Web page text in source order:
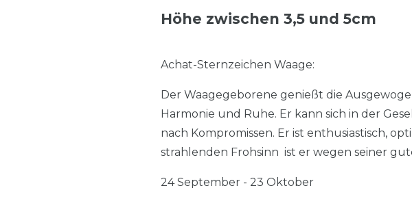
Höhe zwischen 3,5 und 5cm
Achat-Sternzeichen Waage:
Der Waagegeborene genießt die
Harmonie und Ruhe. Er kann sich in der
nach Kompromissen. Er ist enthusiastisch,
strahlenden Frohsinn ist er wegen seiner
24 September - 23 Oktober